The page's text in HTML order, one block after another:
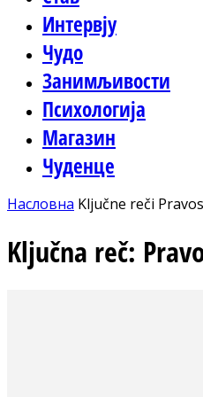
Интервју
Чудо
Занимљивости
Психологија
Магазин
Чуденце
Насловна Ključne reči
Ključna reč: